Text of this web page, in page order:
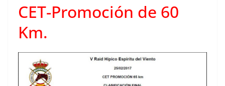
CET-Promoción de 60
Km.